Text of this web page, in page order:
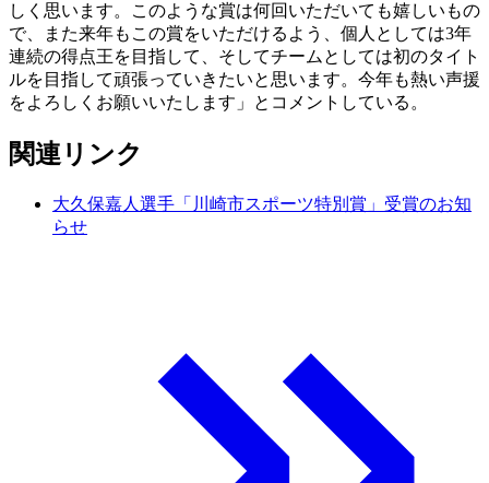
しく思います。このような賞は何回いただいても嬉しいもの
で、また来年もこの賞をいただけるよう、個人としては3年
連続の得点王を目指して、そしてチームとしては初のタイト
ルを目指して頑張っていきたいと思います。今年も熱い声援
をよろしくお願いいたします」とコメントしている。
関連リンク
大久保嘉人選手「川崎市スポーツ特別賞」受賞のお知
らせ